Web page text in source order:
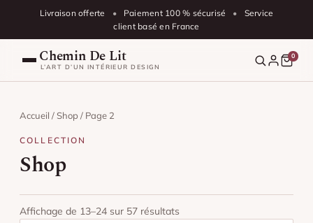
Aller au contenu
Livraison offerte • Paiement 100 % sécurisé •
Service
client basé en France
Chemin De Lit
L’ART D’UN INTÉRIEUR DESIGN
Par Couleurs
Chemin de lit blanc
Chemin de lit beige
FAQ
0
Accueil /Shop/ Page 2
COLLECTION
Shop
Affichage de 13–24 sur 57 résultats